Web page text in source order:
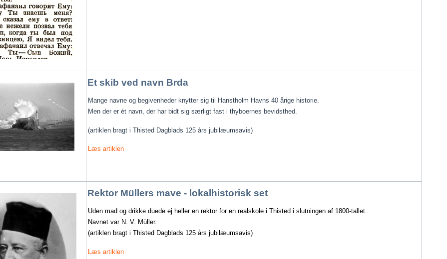
Et skib ved navn Brda
Mange navne og begivenheder knytter sig til Hanstholm Havns 40 årige historie.
Men der er ét navn, der har bidt sig særligt fast i thyboernes bevidsthed.
(artiklen bragt i Thisted Dagblads 125 års jubilæumsavis)
Læs artiklen
Rektor Müllers mave - lokalhistorisk set
Uden mad og drikke duede ej heller en rektor for en realskole i Thisted i slutningen af 1800-tallet.
Navnet var N. V. Müller.
(artiklen bragt i Thisted Dagblads 125 års jubilæumsavis)
Læs artiklen